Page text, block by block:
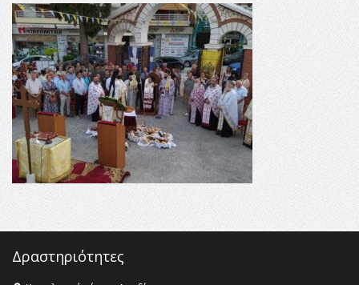
14:19 -Τοποθέτηση Λάκη Βασιλειάδη για την
Αναθεώρηση του Συντάγματος: «Σε τέτοιες κορυφαίες
θεσμικές διαδικασίες υπάρχει μόνο η ευθύνη απέναντι
στις επόμενες γενιές»
16:35 -Το πρόγραμμα του ΠΑΟΚ στον δεύτερο γύρο του
Champions League!
16:27 -Όλυμπος: Εντάχθηκε στον Κατάλογο Παγκόσμιας
Κληρονομιάς της UNESCO – Ομόφωνη η απόφαση Ο
Όλυμπος αναγνωρίστηκε ως φυσικό και πολιτιστικό
αγαθό εξέχουσας οικουμενικής αξίας για την
ανθρωπότητα
Δραστηριότητες